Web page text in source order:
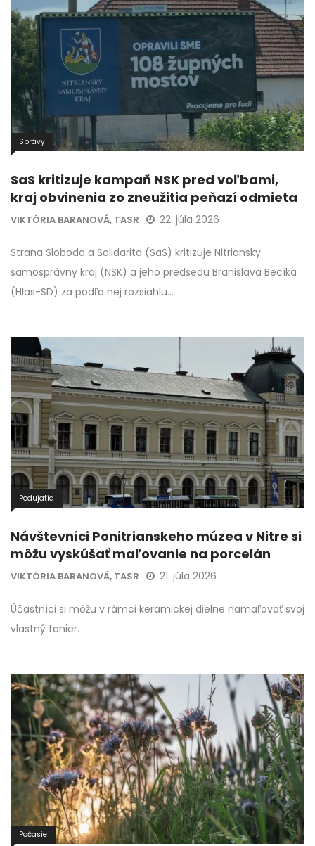
Správy
SaS kritizuje kampaň NSK pred voľbami,
kraj obvinenia zo zneužitia peňazí odmieta
VIKTÓRIA BARANOVÁ, TASR 22. júla 2026
Strana Sloboda a Solidarita (SaS) kritizuje Nitriansky
samosprávny kraj (NSK) a jeho predsedu Branislava Becíka
(Hlas-SD) za podľa nej rozsiahlu…
Podujatia
Návštevníci Ponitrianskeho múzea v Nitre si
môžu vyskúšať maľovanie na porcelán
VIKTÓRIA BARANOVÁ, TASR 21. júla 2026
Účastníci si môžu v rámci keramickej dielne namaľovať svoj
vlastný tanier.
Počasie